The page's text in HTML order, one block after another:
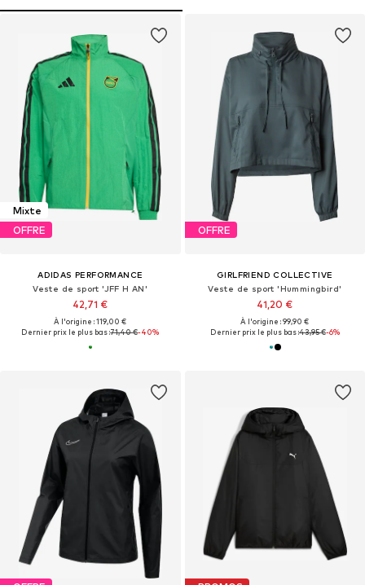
Mixte
OFFRE
ADIDAS PERFORMANCE
Veste de sport 'JFF H AN'
42,71 €
À l'origine : 119,00 €
Dernier prix le plus bas :71,40 €-40%
OFFRE
GIRLFRIEND COLLECTIVE
Veste de sport 'Hummingbird'
41,20 €
À l'origine : 99,90 €
Dernier prix le plus bas :43,95 €-6%